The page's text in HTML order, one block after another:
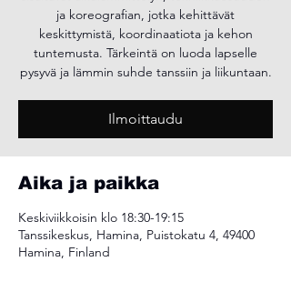
ja koreografian, jotka kehittävät
keskittymistä, koordinaatiota ja kehon
tuntemusta. Tärkeintä on luoda lapselle
pysyvä ja lämmin suhde tanssiin ja liikuntaan.
Ilmoittaudu
Aika ja paikka
Keskiviikkoisin klo 18:30-19:15
Tanssikeskus, Hamina, Puistokatu 4, 49400
Hamina, Finland